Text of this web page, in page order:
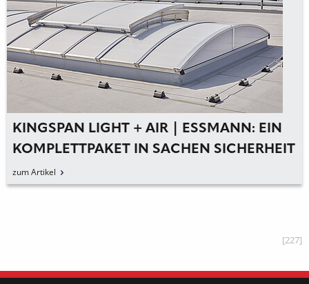
KINGSPAN LIGHT + AIR | ESSMANN: EIN
KOMPLETTPAKET IN SACHEN SICHERHEIT
UND BRANDSCHUTZ
zum Artikel
[227]